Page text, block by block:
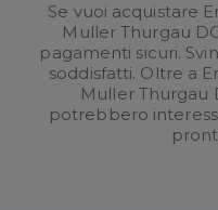
Se vuoi acquistare
Muller Thurgau
pagamenti sicuri.
soddisfatti. Oltre a
Muller Thurgau
potrebbero